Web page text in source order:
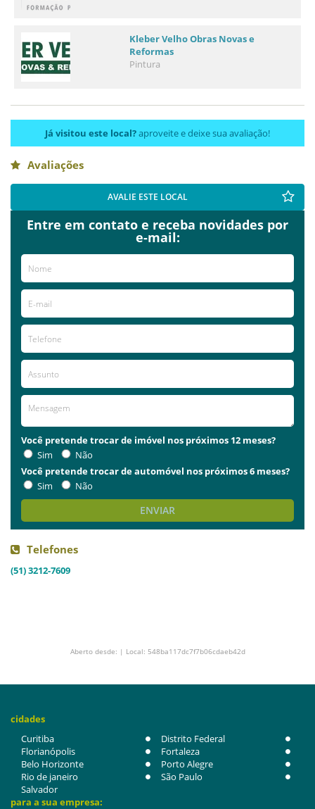
Kleber Velho Obras Novas e
Reformas
Pintura
Já visitou este local?aproveite e deixe sua avaliação!
Avaliações
AVALIE ESTE LOCAL
Entre em contato e receba novidades por
e-mail:
Você pretende trocar de imóvel nos próximos 12 meses?
Sim
Não
Você pretende trocar de automóvel nos próximos 6 meses?
Sim
Não
ENVIAR
Telefones
(51) 3212-7609
Aberto desde: | Local: 548ba117dc7f7b06cdaeb42d
cidades
Curitiba
Distrito Federal
Florianópolis
Fortaleza
Belo Horizonte
Porto Alegre
Rio de janeiro
São Paulo
Salvador
para a sua empresa: